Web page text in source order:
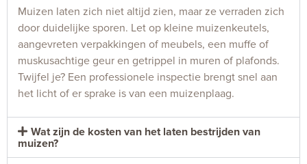
Muizen laten zich niet altijd zien, maar ze verraden zich
door duidelijke sporen. Let op kleine muizenkeutels,
aangevreten verpakkingen of meubels, een muffe of
muskusachtige geur en getrippel in muren of plafonds.
Twijfel je? Een professionele inspectie brengt snel aan
het licht of er sprake is van een muizenplaag.
Wat zijn de kosten van het laten bestrijden van
muizen?